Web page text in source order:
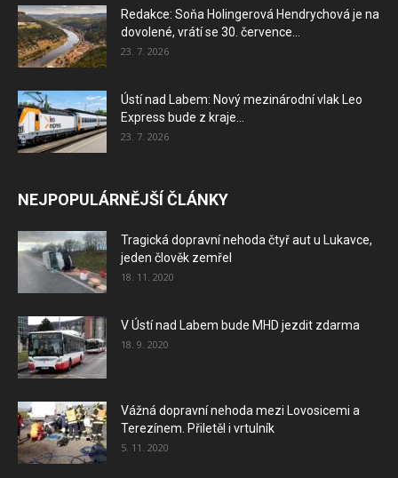
Redakce: Soňa Holingerová Hendrychová je na
dovolené, vrátí se 30. července...
23. 7. 2026
Ústí nad Labem: Nový mezinárodní vlak Leo
Express bude z kraje...
23. 7. 2026
NEJPOPULÁRNĚJŠÍ ČLÁNKY
Tragická dopravní nehoda čtyř aut u Lukavce,
jeden člověk zemřel
18. 11. 2020
V Ústí nad Labem bude MHD jezdit zdarma
18. 9. 2020
Vážná dopravní nehoda mezi Lovosicemi a
Terezínem. Přiletěl i vrtulník
5. 11. 2020